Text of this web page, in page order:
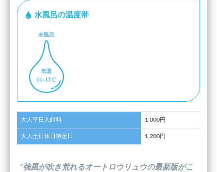
水風呂の温度帯
大人平日入館料 1,000円
大人土日休日特定日 1,200円
”強風が吹き荒れるオートロウリュウの最新版がこ